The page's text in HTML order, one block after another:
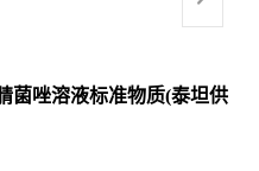
菌唑溶液标准物质(泰坦供